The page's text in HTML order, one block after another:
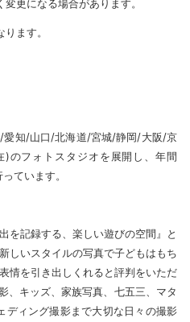
更になる場合があります。
ます。
知/山口/北海道/宮城/静岡/大阪/京
のフォトスタジオを展開し、年間
ています。
を記録する、楽しい遊びの空間』と
しいスタイルの写真で子どもはもち
情を引き出しくれると評判をいただ
、キッズ、家族写真、七五三、マタ
ディング撮影まで大切な日々の撮影